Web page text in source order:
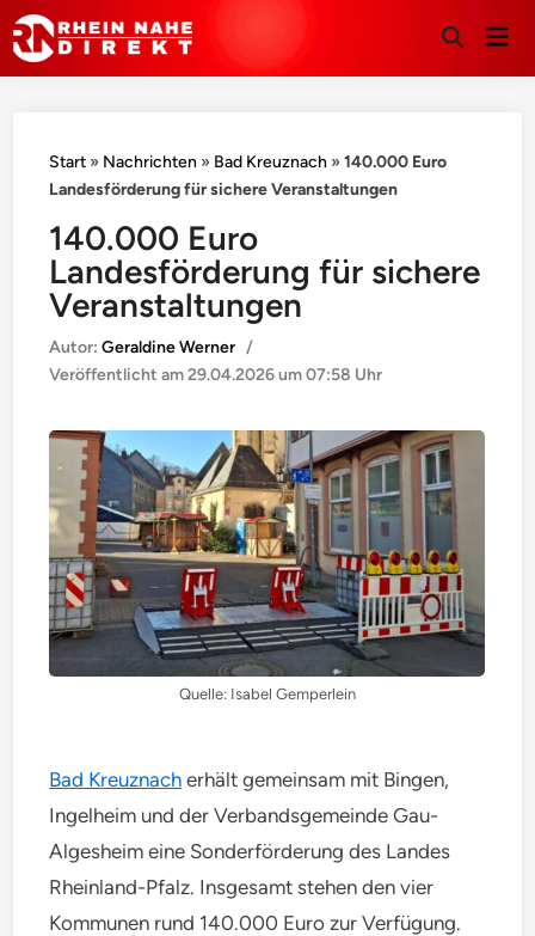
Suche
Start » Nachrichten » Bad Kreuznach »140.000 Euro
Landesförderung für sichere Veranstaltungen
140.000 Euro
Landesförderung für sichere
Veranstaltungen
Autor:Geraldine Werner /
Veröffentlicht am29.04.2026 um 07:58 Uhr
Quelle: Isabel Gemperlein
Bad Kreuznach erhält gemeinsam mit Bingen,
Ingelheim und der Verbandsgemeinde Gau-
Algesheim eine Sonderförderung des Landes
Rheinland-Pfalz. Insgesamt stehen den vier
Kommunen rund 140.000 Euro zur Verfügung.